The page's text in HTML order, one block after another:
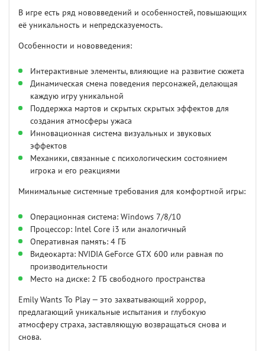
В игре есть ряд нововведений и особенностей, повышающих
её уникальность и непредсказуемость.
Особенности и нововведения:
Интерактивные элементы, влияющие на развитие сюжета
Динамическая смена поведения персонажей, делающая
каждую игру уникальной
Поддержка мартов и скрытых скрытых эффектов для
создания атмосферы ужаса
Инновационная система визуальных и звуковых
эффектов
Механики, связанные с психологическим состоянием
игрока и его реакциями
Минимальные системные требования для комфортной игры:
Операционная система: Windows 7/8/10
Процессор: Intel Core i3 или аналогичный
Оперативная память: 4 ГБ
Видеокарта: NVIDIA GeForce GTX 600 или равная по
производительности
Место на диске: 2 ГБ свободного пространства
Emily Wants To Play — это захватывающий хоррор,
предлагающий уникальные испытания и глубокую
атмосферу страха, заставляющую возвращаться снова и
снова.